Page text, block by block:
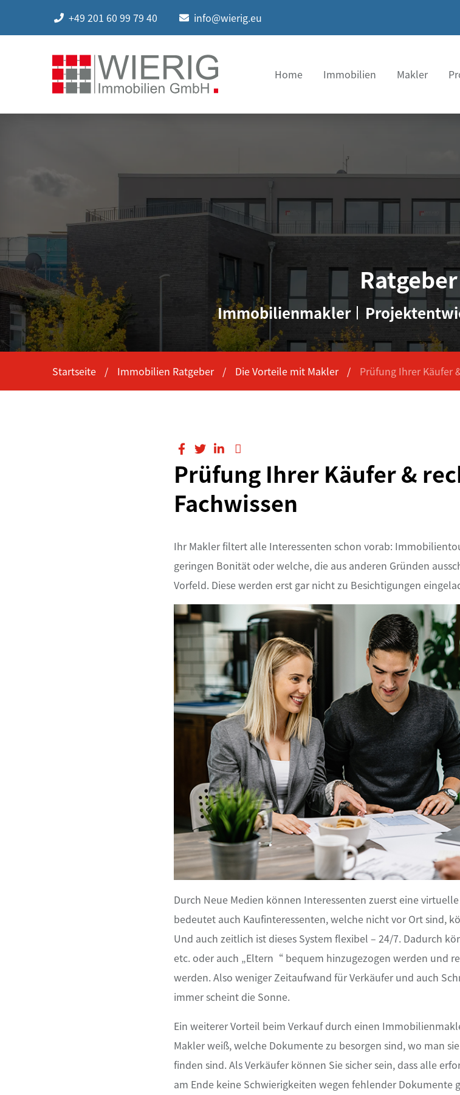
+49 201 60 99 79 40 info@wierig.eu
Home Immobilien Makler
Ratgeber
Immobilienmakler
Startseite Immobilien Ratgeber Die Vorteile mit Makler Prüfung Ihrer Käufer
Prüfung Ihrer Käufer &
Fachwissen
Ihr Makler filtert alle Interessenten schon vorab:
geringen Bonität oder welche, die aus anderen Gründen
Vorfeld. Diese werden erst gar nicht zu Besichtigungen
Durch Neue Medien können Interessenten zuerst eine
bedeutet auch Kaufinteressenten, welche nicht vor Ort sind,
Und auch zeitlich ist dieses System flexibel – 24/7. Dadurch
etc. oder auch „Eltern“ bequem hinzugezogen werden und
werden. Also weniger Zeitaufwand für Verkäufer und auch
immer scheint die Sonne.
Ein weiterer Vorteil beim Verkauf durch einen
Makler weiß, welche Dokumente zu besorgen sind, wo man
finden sind. Als Verkäufer können Sie sicher sein, dass alle
am Ende keine Schwierigkeiten wegen fehlender Dokumente